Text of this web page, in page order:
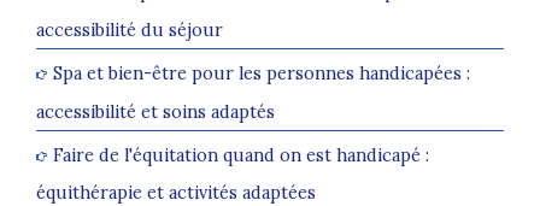
accessibilité du séjour
Spa et bien-être pour les personnes handicapées :
accessibilité et soins adaptés
Faire de l'équitation quand on est handicapé :
équithérapie et activités adaptées